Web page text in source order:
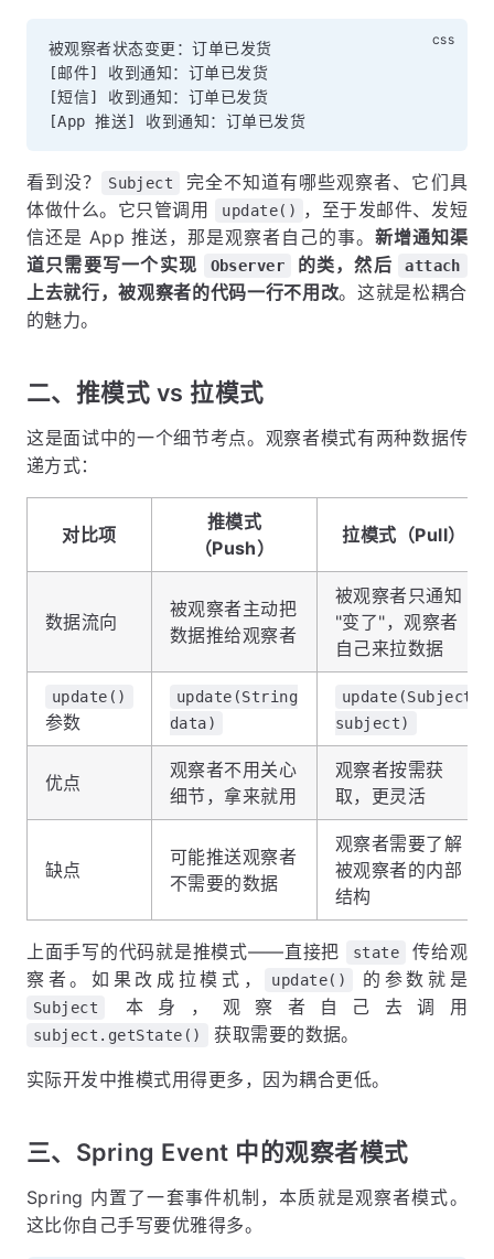
被观察者状态变更：订单已发货
[邮件] 收到通知：订单已发货
[短信] 收到通知：订单已发货
看到没？ Subject
完全不知道有哪些观察者、它们具
体做什么。它只管调用
update()
，至于发邮件、发短
信还是 App 推送，那是观察者自己的事。 新增通知渠
道只需要写一个实现
Observer 的类，然后 attach
上去就行，被观察者的代码一行不用改。这就是松耦合
的魅力。
二、推模式 vs 拉模式
这是面试中的一个细节考点。观察者模式有两种数据传
递方式：
对比项
推模式
（Push）
拉模式（Pull）
数据流向
被观察者主动把
数据推给观察者
被观察者只通知
"变了"，观察者
自己来拉数据
update()
参数
update(String
data)
update(Subject
subject)
优点
观察者不用关心
细节，拿来就用
观察者按需获
取，更灵活
缺点
可能推送观察者
不需要的数据
观察者需要了解
被观察者的内部
结构
上面手写的代码就是推模式——直接把 state
传给观
察者。如果改成拉模式，
update() 的参数就是
Subject 本身，观察者自己去调用
subject.getState() 获取需要的数据。
实际开发中推模式用得更多，因为耦合更低。
三、Spring Event 中的观察者模式
Spring 内置了一套事件机制，本质就是观察者模式。
这比你自己手写要优雅得多。